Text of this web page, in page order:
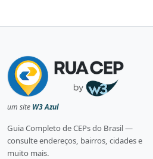
um site W3 Azul
Guia Completo de CEPs do Brasil —
consulte endereços, bairros, cidades e
muito mais.